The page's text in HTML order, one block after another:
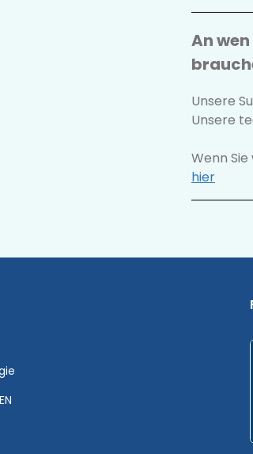
An
Unsere
Unsere
Wenn
hier